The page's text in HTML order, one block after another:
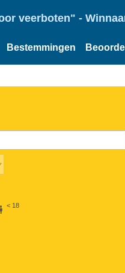
veerboten" -
Bestemmingen
< 18